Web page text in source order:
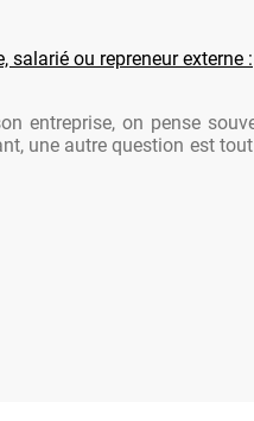
salarié ou repreneur externe :
entreprise, on pense
une autre question est